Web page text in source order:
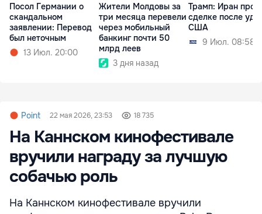
Посол Германии о
скандальном
заявлении: Перевод
был неточным
13 Июл. 20:00
Жители Молдовы за
три месяца перевели
через мобильный
банкинг почти 50
млрд леев
3 дня назад
Трамп: Иран
сделке после
США
9 Июл. 08:58
Point 22 мая 2026, 23:53 18 735
На Каннском кинофестивале
вручили награду за лучшую
собачью роль
На Каннском кинофестивале вручили